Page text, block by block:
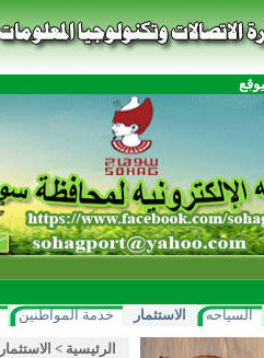
السياحه الاستثمار خدمة المواطنين
الرئيسية > الاستثمار